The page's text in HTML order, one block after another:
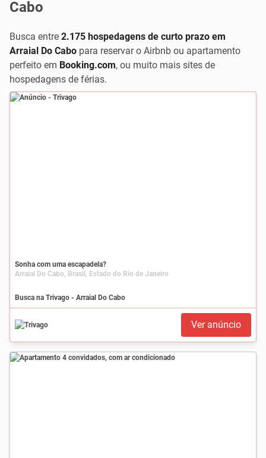
Cabo
Busca entre 2.175 hospedagens de curto prazo em
Arraial Do Cabo para reservar o Airbnb ou apartamento
perfeito em Booking.com, ou muito mais sites de
hospedagens de férias.
Anúncio
Sonha com uma escapadela?
Arraial Do Cabo, Brasil, Estado do Rio de Janeiro
Busca na Trivago - Arraial Do Cabo
Ver anúncio